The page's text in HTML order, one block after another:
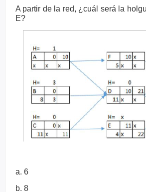
A partir de la red, ¿cuál será la
E?
a. 6
b. 8